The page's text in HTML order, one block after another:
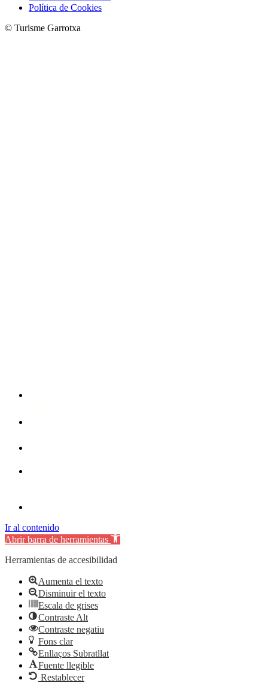
Política de Cookies
© Turisme Garrotxa
Ir al contenido
Abrir barra de herramientas
Herramientas de accesibilidad
Aumenta el texto
Disminuir el texto
Escala de grises
Contraste Alt
Contraste negatiu
Fons clar
Enllaços Subratllat
Fuente llegible
Restablecer